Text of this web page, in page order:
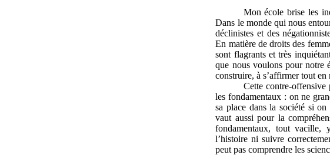
Mon école brise les
Dans le monde qui nous
déclinistes et des
En matière de droits des
sont flagrants et très
que nous voulons pour notre
construire, à s’affirmer tout en
Cette contre-offensive
les fondamentaux : on ne
sa place dans la société si
vaut aussi pour la
fondamentaux, tout vacille,
l’histoire ni suivre
peut pas comprendre les